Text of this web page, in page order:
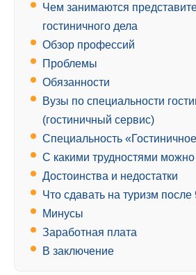
Чем занимаются
гостиничного дела
Обзор профессий
Проблемы
Обязанности
Вузы по специальности
(гостиничный сервис)
Специальность
С какими трудностями можно
Достоинства и недостатки
Что сдавать на туризм после
Минусы
Заработная плата
В заключение